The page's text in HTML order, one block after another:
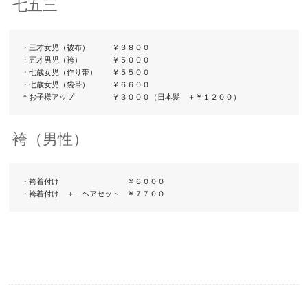
・三才女児（被布）　　　￥３８００
・五才男児（袴）　　　　￥５０００
・七歳女児（作り帯）　　￥５５００
・七歳女児（袋帯）　　　￥６６００
＊お子様アップ　　　　　￥３０００（日本髪　＋￥１２００）
袴（男性）
・袴着付け　　　　　　　　　￥６０００
・袴着付け　＋　ヘアセット　￥７７００